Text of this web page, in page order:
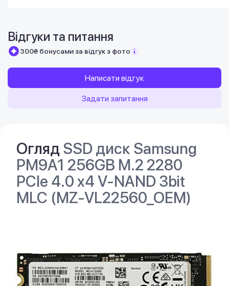
Відгуки та питання
300₴ бонусами за відгук з фото
Написати відгук
Задати запитання
ОглядSSD диск Samsung
PM9A1 256GB M.2 2280
PCIe 4.0 x4 V-NAND 3bit
MLC (MZ-VL22560_OEM)